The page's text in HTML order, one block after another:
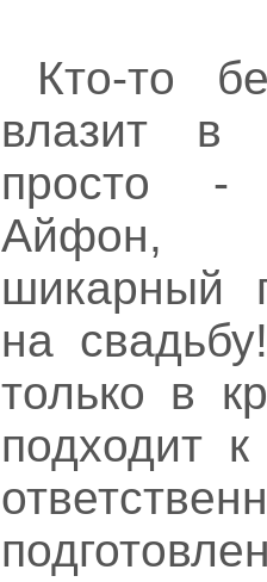
Кто-то
влазит в
просто -
Айфон,
шикарный
на
только в
подходит